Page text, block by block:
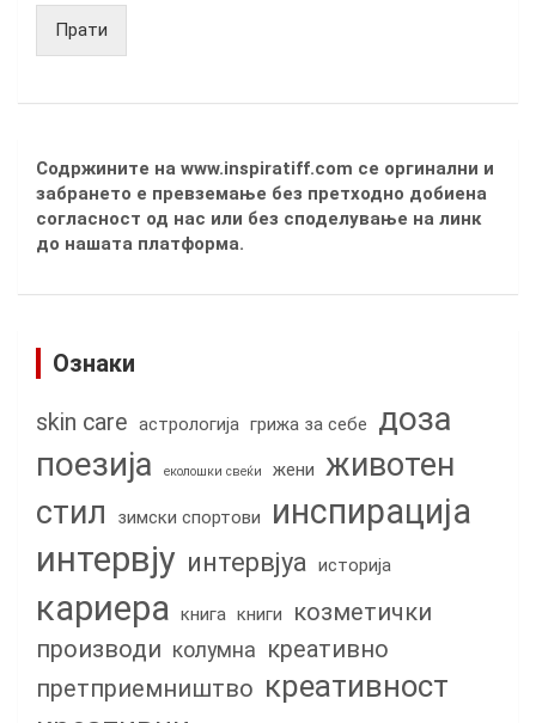
Прати
Содржините на www.inspiratiff.com се оргинални и
забрането е превземање без претходно добиена
согласност од нас или без споделување на линк
до нашата платформа.
Ознаки
skin care астрологија грижа за себе
доза
поезија
еколошки свеќи жени животен
стил
зимски спортови
инспирација
интервју интервјуа историја
кариера книга книги
козметички
производи колумна креативно
претприемништво креативност